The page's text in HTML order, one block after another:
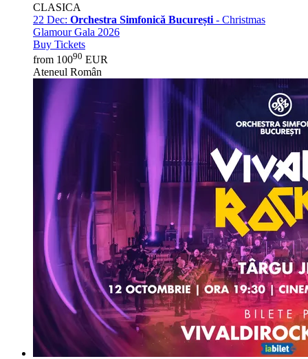
CLASICA
22 Dec: Orchestra Simfonică București - Christmas
Glamour Gala 2026
Buy Tickets
from 10090 EUR
Ateneul Român